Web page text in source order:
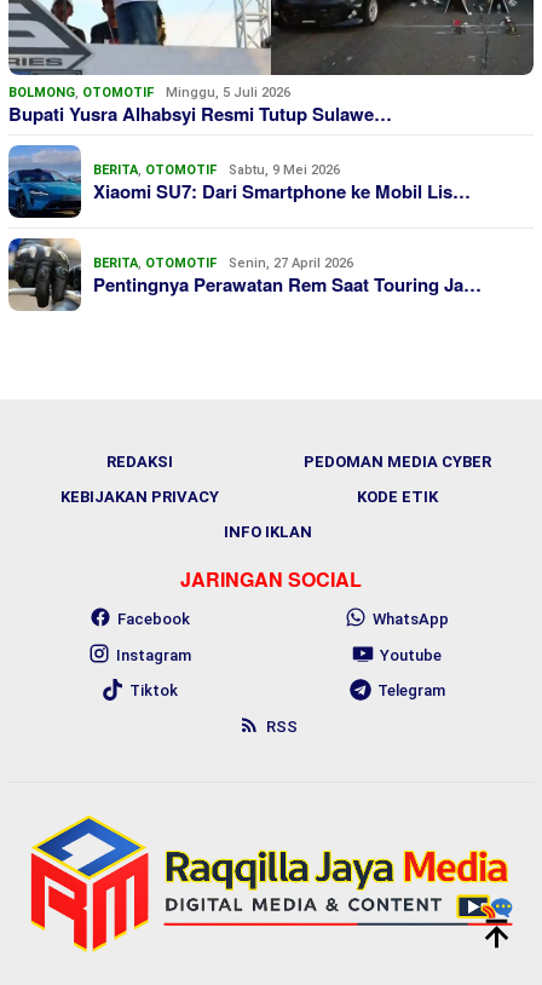
BOLMONG, OTOMOTIF Minggu, 5 Juli 2026
Bupati Yusra Alhabsyi Resmi Tutup Sulawe…
BERITA, OTOMOTIF Sabtu, 9 Mei 2026
Xiaomi SU7: Dari Smartphone ke Mobil Lis…
BERITA, OTOMOTIF Senin, 27 April 2026
Pentingnya Perawatan Rem Saat Touring Ja…
REDAKSI
PEDOMAN MEDIA CYBER
KEBIJAKAN PRIVACY
KODE ETIK
INFO IKLAN
JARINGAN SOCIAL
Facebook
WhatsApp
Instagram
Youtube
Tiktok
Telegram
RSS